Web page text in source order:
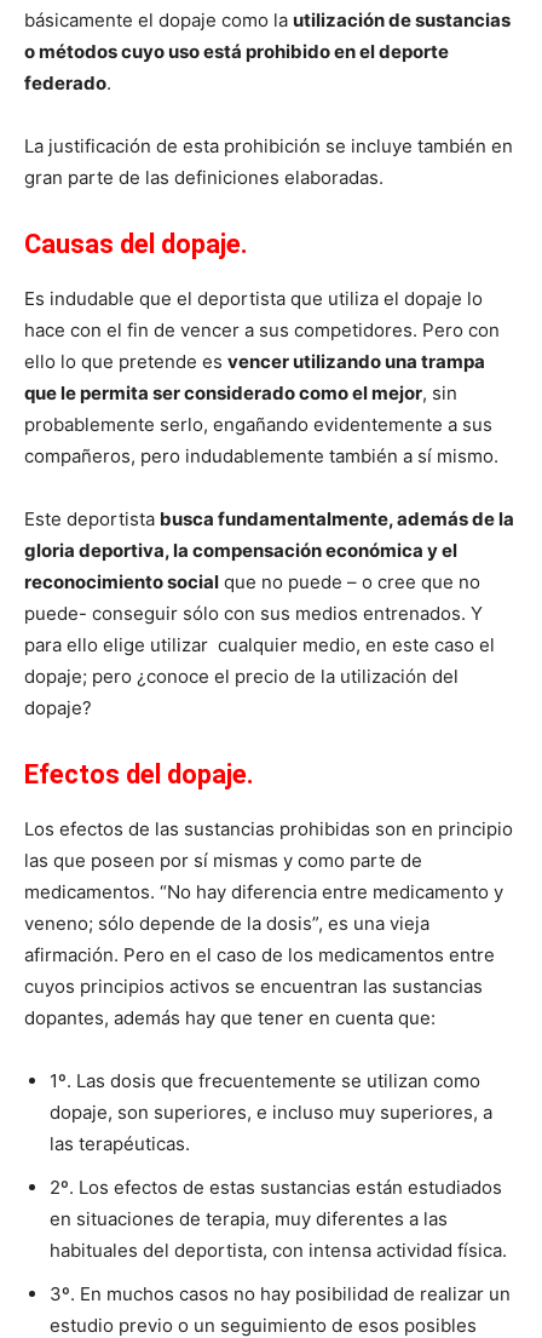
básicamente el dopaje como la utilización de sustancias
o métodos cuyo uso está prohibido en el deporte
federado.
La justificación de esta prohibición se incluye también en
gran parte de las definiciones elaboradas.
Causas del dopaje.
Es indudable que el deportista que utiliza el dopaje lo
hace con el fin de vencer a sus competidores. Pero con
ello lo que pretende es vencer utilizando una trampa
que le permita ser considerado como el mejor, sin
probablemente serlo, engañando evidentemente a sus
compañeros, pero indudablemente también a sí mismo.
Este deportista busca fundamentalmente, además de la
gloria deportiva, la compensación económica y el
reconocimiento social que no puede – o cree que no
puede- conseguir sólo con sus medios entrenados. Y
para ello elige utilizar cualquier medio, en este caso el
dopaje; pero ¿conoce el precio de la utilización del
dopaje?
Efectos del dopaje.
Los efectos de las sustancias prohibidas son en principio
las que poseen por sí mismas y como parte de
medicamentos. “No hay diferencia entre medicamento y
veneno; sólo depende de la dosis”, es una vieja
afirmación. Pero en el caso de los medicamentos entre
cuyos principios activos se encuentran las sustancias
dopantes, además hay que tener en cuenta que:
1º. Las dosis que frecuentemente se utilizan como
dopaje, son superiores, e incluso muy superiores, a
las terapéuticas.
2º. Los efectos de estas sustancias están estudiados
en situaciones de terapia, muy diferentes a las
habituales del deportista, con intensa actividad física.
3º. En muchos casos no hay posibilidad de realizar un
estudio previo o un seguimiento de esos posibles